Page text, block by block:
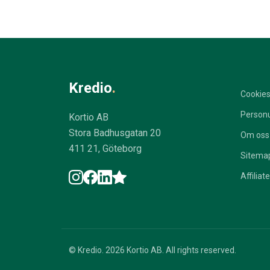
Kredio.
Kortio AB
Stora Badhusgatan 20
411 21, Göteborg
Cookies
Om oss
Affiliate
© Kredio. 2026 Kortio AB. All rights reserved.